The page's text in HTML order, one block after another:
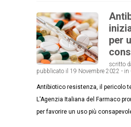
per
scritto
pubblicato il 19 Novembre 2022 - in
Antibiotico resistenza, il pericolo
L'Agenzia Italiana del Farmaco
per favorire un uso più